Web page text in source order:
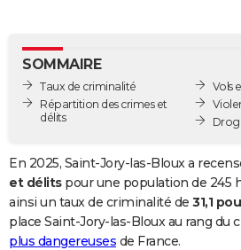
GUIDES D'ACHAT
BONS PLANS
Carte de Noël
Carte Bonne année
Carte Saint-Valentin
Carte Pâques
Carte d'anniversaire
DICTIONNAIRE
Dictionnaire
Biographies
Citations
Expressions
Proverbes
PROGRAMME TV
COPAINS D'AVANT
SOMMAIRE
Taux de criminalité
Répartition des crimes et
délits
Vols
En 2025, Saint-Jory-las-Bloux a
et délitspour une population de 245
ainsi un taux de criminalité de 31,1
place Saint-Jory-las-Bloux au rang du
plus dangereuses de France.